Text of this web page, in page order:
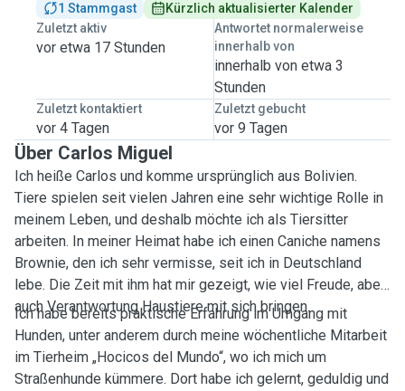
1 Stammgast
Kürzlich aktualisierter Kalender
Zuletzt aktiv
vor etwa 17 Stunden
Antwortet normalerweise
innerhalb von
innerhalb von etwa 3
Stunden
Zuletzt kontaktiert
vor 4 Tagen
Zuletzt gebucht
vor 9 Tagen
Über Carlos Miguel
Ich heiße Carlos und komme ursprünglich aus Bolivien.
Tiere spielen seit vielen Jahren eine sehr wichtige Rolle in
meinem Leben, und deshalb möchte ich als Tiersitter
arbeiten. In meiner Heimat habe ich einen Caniche namens
Brownie, den ich sehr vermisse, seit ich in Deutschland
lebe. Die Zeit mit ihm hat mir gezeigt, wie viel Freude, aber
auch Verantwortung Haustiere mit sich bringen.
Ich habe bereits praktische Erfahrung im Umgang mit
Hunden, unter anderem durch meine wöchentliche Mitarbeit
im Tierheim „Hocicos del Mundo“, wo ich mich um
Straßenhunde kümmere. Dort habe ich gelernt, geduldig und